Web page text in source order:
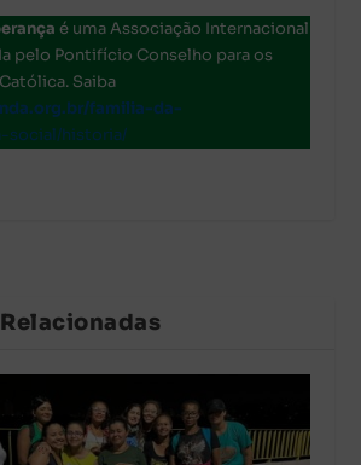
é uma Associação Internacional
pelo Pontifício Conselho para os
Saiba
familia-da-
social/historia/